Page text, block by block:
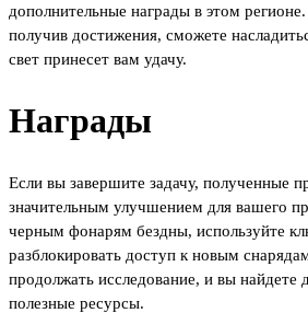
дополнительные награды в этом
получив достижения, сможете
свет принесет вам удачу.
Награды
Если вы завершите задачу, полученные
значительным улучшением для вашего
черным фонарям бездны, используйте
разблокировать доступ к новым
продолжать исследование, и вы найдете
полезные ресурсы.